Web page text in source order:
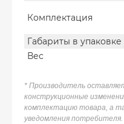
Комплектация
Габариты в упаковке
Вес
* Производитель
конструкционные
комплектацию товара, а
уведомления потребителя.